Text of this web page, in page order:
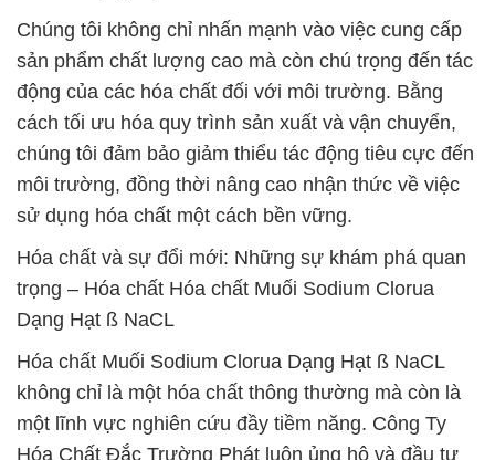
Chúng tôi không chỉ nhấn mạnh vào việc cung cấp
sản phẩm chất lượng cao mà còn chú trọng đến tác
động của các hóa chất đối với môi trường. Bằng
cách tối ưu hóa quy trình sản xuất và vận chuyển,
chúng tôi đảm bảo giảm thiểu tác động tiêu cực đến
môi trường, đồng thời nâng cao nhận thức về việc
sử dụng hóa chất một cách bền vững.
Hóa chất và sự đổi mới: Những sự khám phá quan
trọng – Hóa chất Hóa chất Muối Sodium Clorua
Dạng Hạt ß NaCL
Hóa chất Muối Sodium Clorua Dạng Hạt ß NaCL
không chỉ là một hóa chất thông thường mà còn là
một lĩnh vực nghiên cứu đầy tiềm năng. Công Ty
Hóa Chất Đắc Trường Phát luôn ủng hộ và đầu tư